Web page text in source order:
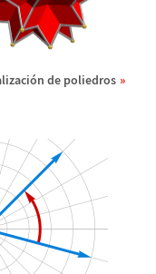
ón de poliedros